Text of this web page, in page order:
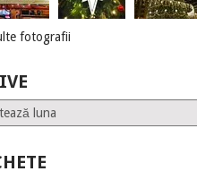
fotografii